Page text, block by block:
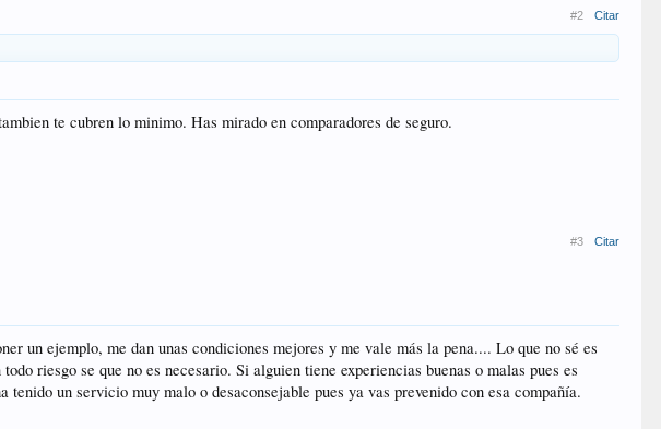
#2 Citar
te cubren lo minimo. Has mirado en comparadores de seguro.
#3 Citar
un ejemplo, me dan unas condiciones mejores y me vale más la pena.... Lo que no sé es
riesgo se que no es necesario. Si alguien tiene experiencias buenas o malas pues es
un servicio muy malo o desaconsejable pues ya vas prevenido con esa compañía.